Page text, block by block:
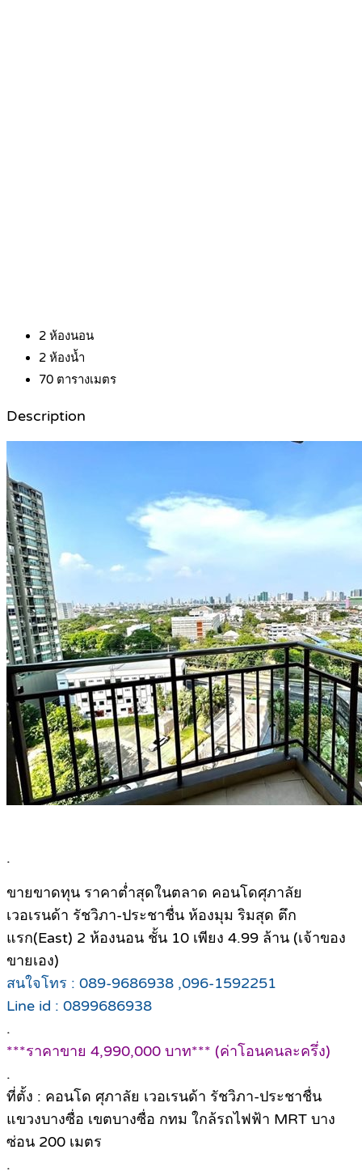
2 ห้องนอน
2 ห้องน้ำ
70 ตารางเมตร
Description
.
ขายขาดทุน ราคาต่ำสุดในตลาด คอนโดศุภาลัย
เวอเรนด้า รัชวิภา-ประชาชื่น ห้องมุม ริมสุด ตึก
แรก(East) 2 ห้องนอน ชั้น 10 เพียง 4.99 ล้าน (เจ้าของ
ขายเอง)
สนใจโทร : 089-9686938 ,096-1592251
Line id : 0899686938
.
***ราคาขาย 4,990,000 บาท*** (ค่าโอนคนละครึ่ง)
.
ที่ตั้ง : คอนโด ศุภาลัย เวอเรนด้า รัชวิภา-ประชาชื่น
แขวงบางซื่อ เขตบางซื่อ กทม ใกล้รถไฟฟ้า MRT บาง
ซ่อน 200 เมตร
.